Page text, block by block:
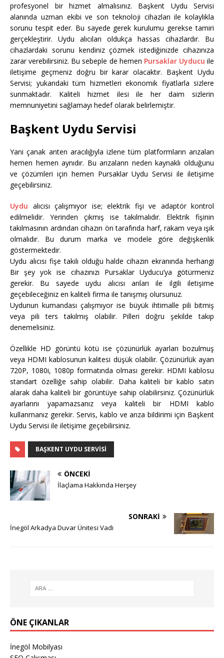
profesyonel bir hizmet almalısınız. Başkent Uydu Servisi
alanında uzman ekibi ve son teknoloji cihazları ile kolaylıkla
sorunu tespit eder. Bu sayede gerek kurulumu gerekse tamiri
gerçekleştirir. Uydu alıcıları oldukça hassas cihazlardır. Bu
cihazlardaki sorunu kendiniz çözmek istediğinizde cihazınıza
zarar verebilirsiniz. Bu sebeple de hemen Pursaklar Uyducu ile
iletişime geçmeniz doğru bir karar olacaktır. Başkent Uydu
Servisi; yukarıdaki tüm hizmetleri ekonomik fiyatlarla sizlere
sunmaktadır. Kaliteli hizmet ilesi ile her daim sizlerin
memnuniyetini sağlamayı hedef olarak belirlemiştir.
Başkent Uydu Servisi
Yani çanak anten aracılığıyla izlene tüm platformların arızaları
hemen hemen aynıdır. Bu arızaların neden kaynaklı olduğunu
ve çözümleri için hemen Pursaklar Uydu Servisi ile iletişime
geçebilirsiniz.
Uydu alıcısı çalışmıyor ise; elektrik fişi ve adaptör kontrol
edilmelidir. Yerinden çıkmış ise takılmalıdır. Elektrik fişinin
takılmasının ardından cihazın ön tarafında harf, rakam veya ışık
olmalıdır. Bu durum marka ve modele göre değişkenlik
göstermektedir.
Uydu alıcısı fişe takılı olduğu halde cihazın ekranında herhangi
Bir şey yok ise cihazınızı Pursaklar Uyducu’ya götürmeniz
gerekir. Bu sayede uydu alıcısı arıları ile ilgili iletişime
geçebileceğiniz en kaliteli firma ile tanışmış olursunuz.
Uydunun kumandası çalışmıyor ise büyük ihtimalle pili bitmiş
veya pili ters takılmış olabilir. Pilleri doğru şekilde takıp
denemelisiniz.
Özellikle HD görüntü kötü ise çözünürlük ayarları bozulmuş
veya HDMI kablosunun kalitesi düşük olabilir. Çözünürlük ayarı
720P, 1080i, 1080p formatında olması gerekir. HDMI kablosu
standart özelliğe sahip olabilir. Daha kaliteli bir kablo satın
alarak daha kaliteli bir görüntüye sahip olabilirsiniz. Çözünürlük
ayarlarını yapamazsanız veya kaliteli bir HDMI kablo
kullanmanız gerekir. Servis, kablo ve arıza bildirimi için Başkent
Uydu Servisi ile iletişime geçebilirsiniz.
BAŞKENT UYDU SERVISI
ÖNCEKI
İlaçlama Hakkında Herşey
SONRAKI
İnegöl Arkadya Duvar Ünitesi Vadi
ÖNE ÇIKANLAR
İnegöl Mobilyası